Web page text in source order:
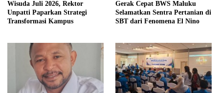
Wisuda Juli 2026, Rektor
Unpatti Paparkan Strategi
Transformasi Kampus
Gerak Cepat BWS Maluku
Selamatkan Sentra Pertanian di
SBT dari Fenomena El Nino